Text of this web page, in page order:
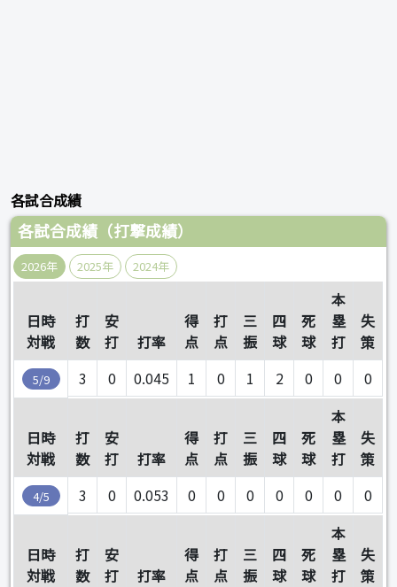
各試合成績
各試合成績（打撃成績）
2026年 2025年 2024年
日時
対戦
打
数
安
打
打率
得
点
打
点
三
振
四
球
死
球
本
塁
打
失
策
5/9 3 0 0.045 1 0 1 2 0 0 0
日時
対戦
打
数
安
打
打率
得
点
打
点
三
振
四
球
死
球
本
塁
打
失
策
4/5 3 0 0.053 0 0 0 0 0 0 0
日時
対戦
打
数
安
打
打率
得
点
打
点
三
振
四
球
死
球
本
塁
打
失
策